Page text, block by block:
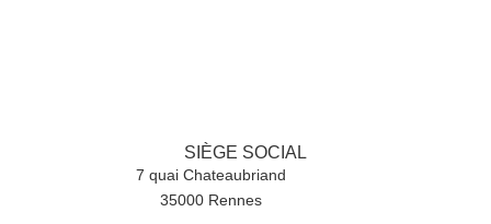
SIÈGE SOCIAL
7 quai Chateaubriand
35000 Rennes